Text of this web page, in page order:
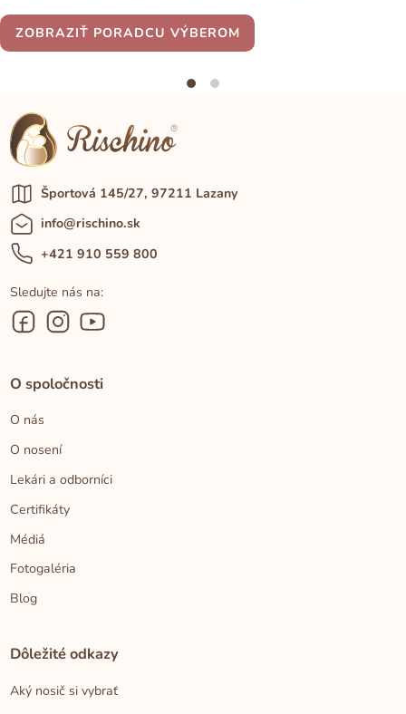
ZOBRAZIŤ PORADCU VÝBEROM
Športová 145/27, 97211 Lazany
info@rischino.sk
+421 910 559 800
Sledujte nás na:
O spoločnosti
O nás
O nosení
Lekári a odborníci
Certifikáty
Médiá
Fotogaléria
Blog
Dôležité odkazy
Aký nosič si vybrať